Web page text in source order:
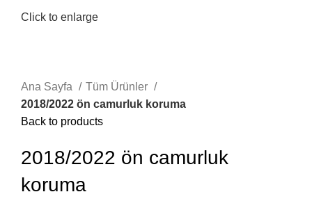
Click to enlarge
Ana Sayfa
Tüm Ürünler
2018/2022 ön camurluk koruma
Back to products
2018/2022 ön camurluk
koruma